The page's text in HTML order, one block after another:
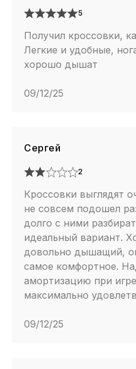
5
Получил кроссовки,
Легкие и удобные,
хорошо дышат
09/12/25
Сергей
2
Кроссовки выглядят
не совсем подошел
долго с ними
идеальный вариант.
довольно дышащий,
самое комфортное.
амортизацию при
максимально
09/12/25